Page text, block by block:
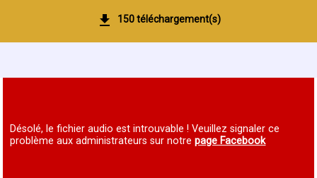
150 téléchargement(s)
Désolé, le fichier audio est introuvable ! Veuillez signaler ce
problème aux administrateurs sur notrepage Facebook